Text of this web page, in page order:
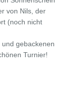
von Nils, der
(noch nicht
gebackenen
Turnier!